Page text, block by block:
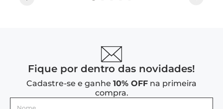
Fique por dentro das novidades!
Cadastre-se e ganhe 10% OFF na primeira
compra.